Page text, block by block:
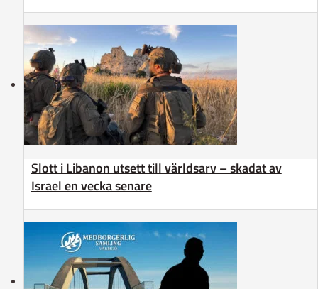
Slott i Libanon utsett till världsarv – skadat av
Israel en vecka senare